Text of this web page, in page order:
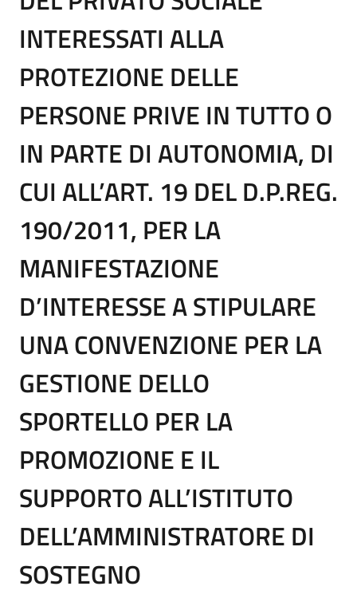
INTERESSATI ALLA
PROTEZIONE DELLE
PERSONE PRIVE IN TUTTO O
IN PARTE DI AUTONOMIA, DI
CUI ALL’ART. 19 DEL D.P.REG.
190/2011, PER LA
MANIFESTAZIONE
D’INTERESSE A STIPULARE
UNA CONVENZIONE PER LA
GESTIONE DELLO
SPORTELLO PER LA
PROMOZIONE E IL
SUPPORTO ALL’ISTITUTO
DELL’AMMINISTRATORE DI
SOSTEGNO